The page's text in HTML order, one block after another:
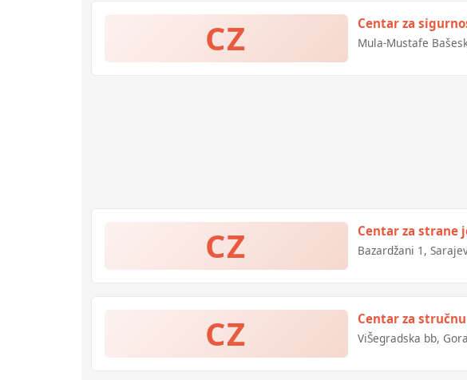
CZ Centar za
Mula-Mustafe
CZ Centar za strane
Bazardžani 1,
CZ Centar za
ViŠegradska bb,